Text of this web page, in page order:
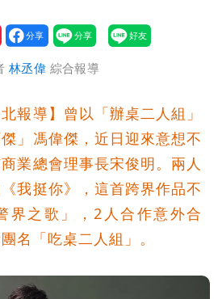
「大豪雨」！基隆北海岸逢
倒灌
住10坪屋 媽帶補助款離
了
藝人「我又沒伸舌頭」 連
相當噁心
今停班課！全台放假情形一
他點名顏博文下台：認
？
！海警持續到明晨 北部風
歲女兒「遭AI假造不雅影
林丞偉 綜合報導
報導】曾以「辦桌二人組」
」馮偉傑，近日迎來意想不
業總會理事長宋俊明。兩人
我挺你》，這首跨界作品不
界之歌」，2人合作意外合
名「吃桌二人組」。